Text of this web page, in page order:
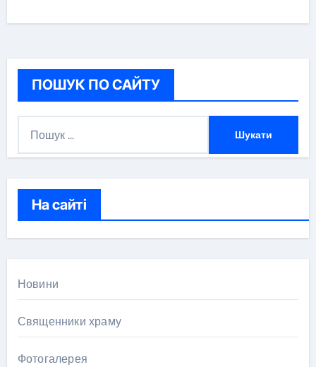
ПОШУК ПО САЙТУ
:
На сайті
Новини
Священники храму
Фотогалерея